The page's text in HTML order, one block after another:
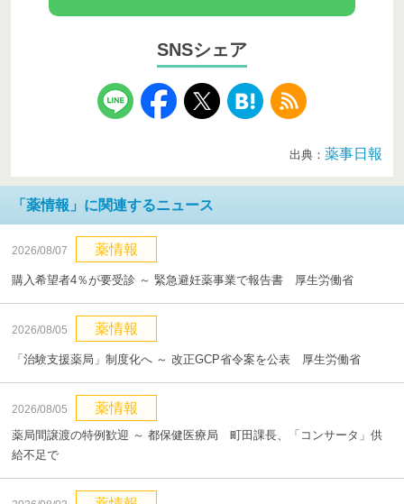
SNSシェア
出典： 薬事日報
「薬情報」に関連するニュース
2026/08/07 薬情報
購入希望者4％が要受診 ～ 緊急避妊薬事業で報告書 厚生労働省
2026/08/05 薬情報
「治験支援薬局」制度化へ ～ 改正GCP省令案を公表 厚生労働省
2026/08/05 薬情報
薬局間譲渡の特例歓迎 ～ 都保健医療局 町田課長、「コンサータ」供
給不足で